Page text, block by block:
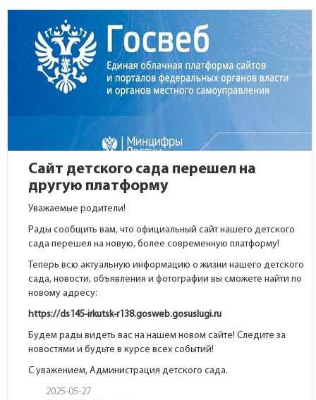
Сайт детского сада перешел на
другую платформу
Уважаемые родители!
Рады сообщить вам, что официальный сайт нашего детского
сада перешел на новую, более современную платформу!
Теперь всю актуальную информацию о жизни нашего детского
сада, новости, объявления и фотографии вы сможете найти по
новому адресу:
https://ds145-irkutsk-r138.gosweb.gosuslugi.ru
Будем рады видеть вас на нашем новом сайте! Следите за
новостями и будьте в курсе всех событий!
С уважением, Администрация детского сада.
2025-05-27